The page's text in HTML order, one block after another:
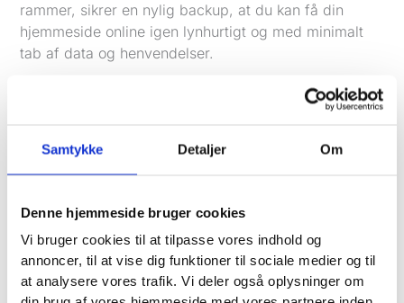
Samtykke Detaljer Om
Denne hjemmeside bruger cookies
Vi bruger cookies til at tilpasse vores indhold og
annoncer, til at vise dig funktioner til sociale medier og til
at analysere vores trafik. Vi deler også oplysninger om
rammer, sikrer en nylig backup, at du kan få din
hjemmeside online igen lynhurtigt og med minimalt
tab af data og henvendelser.
For at bygge tillid hos dine besøgende er etSSL-
browserens adresselinje. Den viser, at forbindelsen
mellem kunden og din hjemmeside er krypteret og
brugere smutter med det samme, hvis deres browser
advarer dem om, at en side er "ikke sikker". Du kan
læse meget mere om, hvorfor hastighed og sikkerhed
er så vigtigt for din forretning i vores artikel om